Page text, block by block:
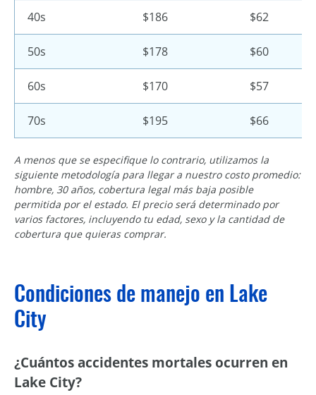
40s $186 $62
50s $178 $60
60s $170 $57
70s $195 $66
A menos que se especifique lo contrario, utilizamos la
siguiente metodología para llegar a nuestro costo promedio:
hombre, 30 años, cobertura legal más baja posible
permitida por el estado. El precio será determinado por
varios factores, incluyendo tu edad, sexo y la cantidad de
cobertura que quieras comprar.
Condiciones de manejo en Lake
City
¿Cuántos accidentes mortales ocurren en
Lake City?